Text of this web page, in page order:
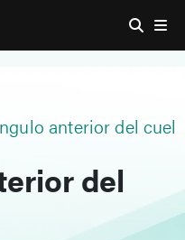
anterior del
del